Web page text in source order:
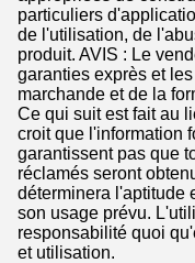
particuliers
de l'utilisation, de
produit. AVIS : Le
garanties exprès et
marchande et de la
Ce qui suit est fait au
croit que l'information
garantissent pas que
réclamés seront
déterminera l'aptitude
son usage prévu.
responsabilité quoi
et utilisation.